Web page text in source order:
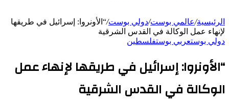
الرئيسية/عالمي بوست/دولي بوست/“الأونروا: إسرائيل في طريقها
لإنهاء عمل الوكالة في القدس الشرقية
دولي بوستعربي بوستفلسطين
“الأونروا: إسرائيل في طريقها لإنهاء عمل
الوكالة في القدس الشرقية